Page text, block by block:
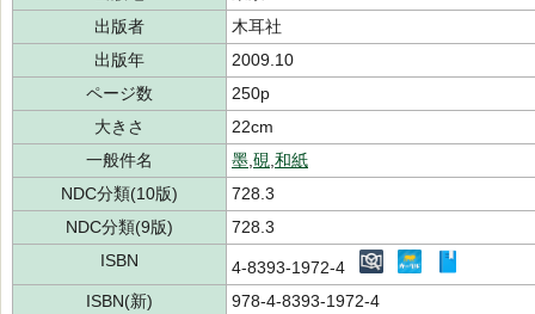
出版者
木耳社
出版年
2009.10
ページ数
250p
大きさ
22cm
一般件名
墨 硯 和紙
NDC分類(10版)
728.3
NDC分類(9版)
728.3
ISBN
4-8393-1972-4
ISBN(新)
978-4-8393-1972-4